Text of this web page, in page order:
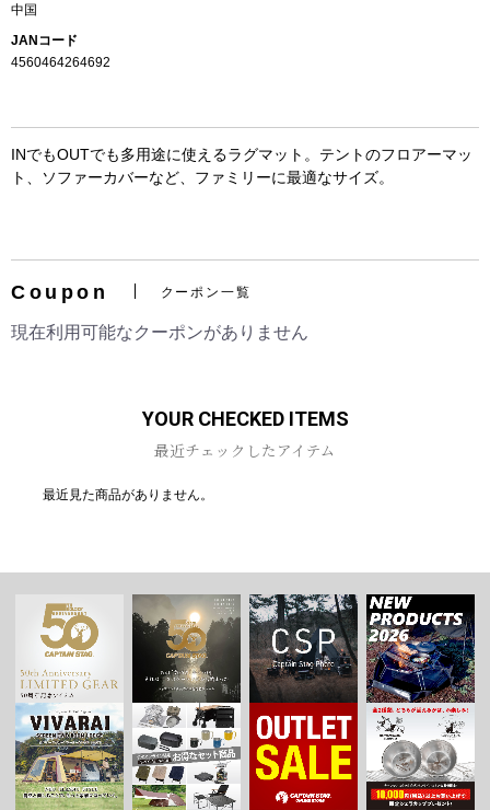
お買い物を続ける カートへ進む
中国
JANコード
4560464264692
INでもOUTでも多用途に使えるラグマット。テントのフロアーマッ
ト、ソファーカバーなど、ファミリーに最適なサイズ。
Coupon クーポン一覧
現在利用可能なクーポンがありません
YOUR CHECKED ITEMS
最近チェックしたアイテム
最近見た商品がありません。